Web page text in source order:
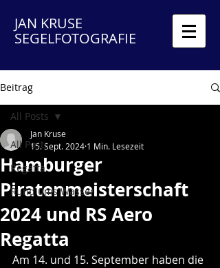
JAN KRUSE
SEGELFOTOGRAFIE
Beitrag
All Posts
Regatta
Rund ums Wasser
All Posts
Hamburger
Piratenmeisterschaft
2024 und RS Aero
Regatta
Jan Kruse
15. Sept. 2024 1 Min. Lesezeit
Am 14. und 15. September haben die